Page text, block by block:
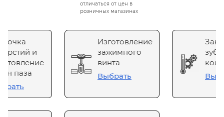
отличаться от цен в
розничных магазинах
и
паза
Изготовление
зажимного
винта
Выбрать